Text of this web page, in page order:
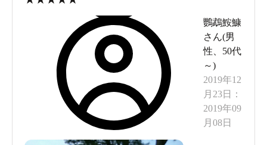
す。気持ちの良い風が通ります。湯船は八角形の
小さなものでした。
カレーフェアを実施していました。近江牛すじカ
レーは、サラダ付きです。食後に、柚子シャー
ベットが付いていました。
シャンプー,コンディショナー,ボディソープ付き
鸚鵡鮟鱇
さん(男
性
50代
～)
2019年12
月23日
：
2019年09
月08日